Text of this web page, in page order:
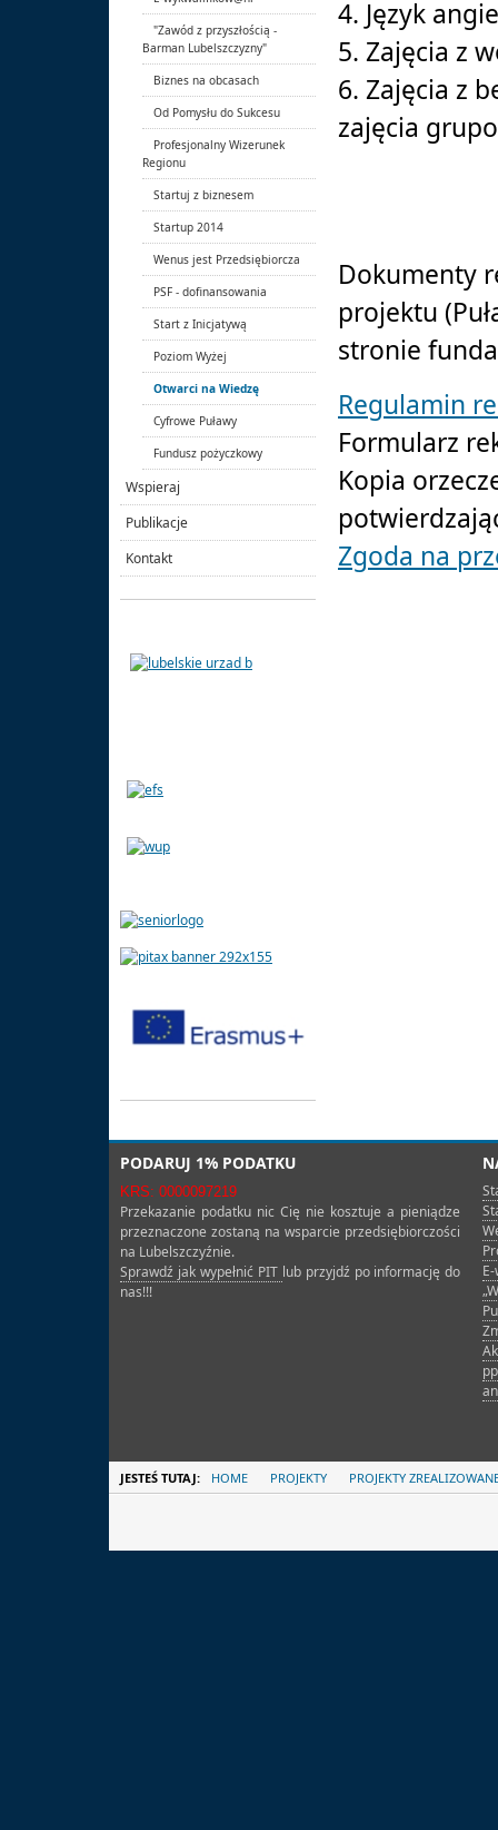
4. Język
5. Zajęcia z
6. Zajęcia z
zajęcia
Dokumenty
projektu
stronie
Regulamin
Formularz
Kopia
Zgoda na
"Zawód z przyszłością -
Barman Lubelszczyzny"
Biznes na obcasach
Od Pomysłu do Sukcesu
Profesjonalny Wizerunek
Regionu
Startuj z biznesem
Startup 2014
Wenus jest Przedsiębiorcza
PSF - dofinansowania
Start z Inicjatywą
Poziom Wyżej
Otwarci na Wiedzę
Cyfrowe Puławy
Fundusz pożyczkowy
Wspieraj
Publikacje
Kontakt
PODARUJ 1% PODATKU
KRS: 0000097219
Przekazanie podatku nic Cię nie kosztuje a pieniądze
przeznaczone zostaną na wsparcie przedsiębiorczości
na Lubelszczyźnie.
Sprawdź jak wypełnić PIT lub przyjdź po informację do
nas!!!
JESTEŚ TUTAJ: HOME PROJEKTY PROJEKTY